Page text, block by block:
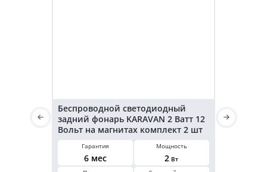
Беспроводной светодиодный
задний фонарь KARAVAN 2 Ватт 12
Вольт на магнитах комплект 2 шт
Гарантия
6 мес
Мощность
2 Вт